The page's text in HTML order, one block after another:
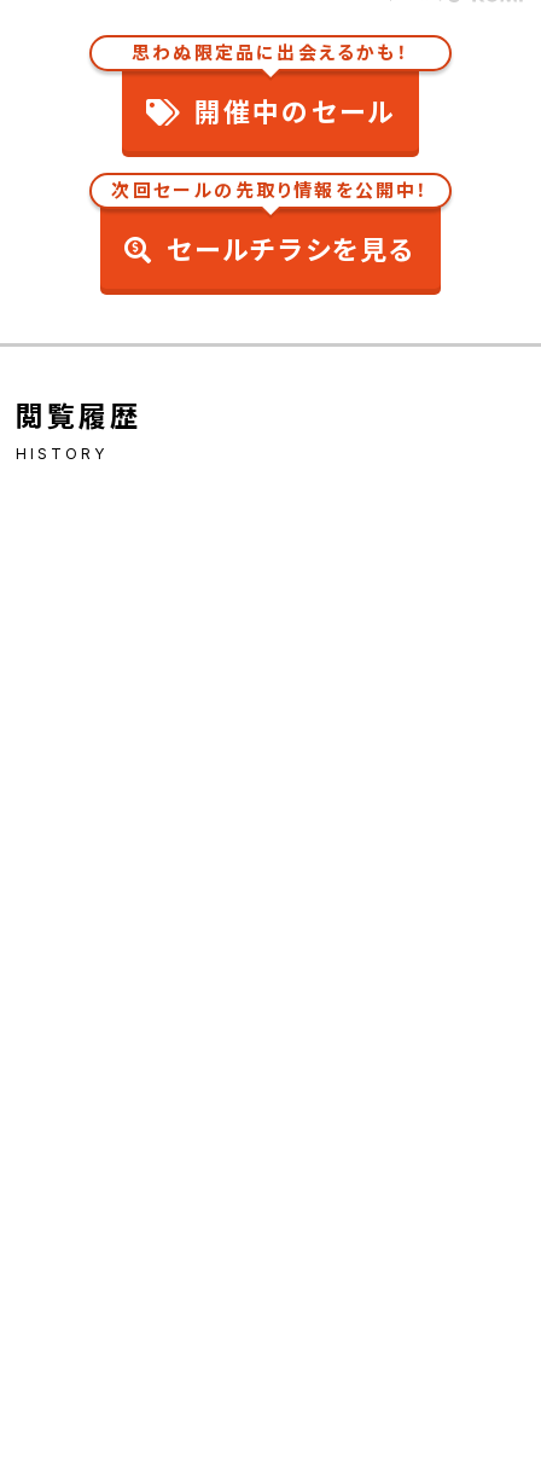
思わぬ限定品に出会えるかも！
開催中のセール
次回セールの先取り情報を公開中！
セールチラシを見る
閲覧履歴
HISTORY